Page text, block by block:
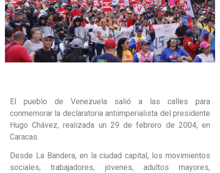
El pueblo de Venezuela salió a las calles para
conmemorar la declaratoria antiimperialista del presidente
Hugo Chávez, realizada un 29 de febrero de 2004, en
Caracas.
Desde La Bandera, en la ciudad capital, los movimientos
sociales, trabajadores, jóvenes, adultos mayores,